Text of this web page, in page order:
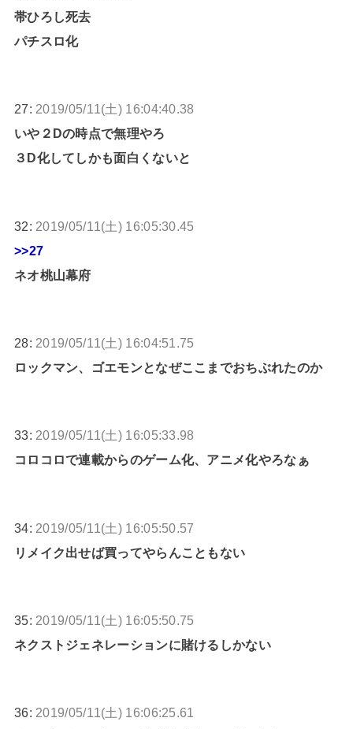
帯ひろし死去
パチスロ化
27: 2019/05/11(土) 16:04:40.38
いや２Dの時点で無理やろ
３D化してしかも面白くないと
32: 2019/05/11(土) 16:05:30.45
>>27
ネオ桃山幕府
28: 2019/05/11(土) 16:04:51.75
ロックマン、ゴエモンとなぜここまでおちぶれたのか
33: 2019/05/11(土) 16:05:33.98
コロコロで連載からのゲーム化、アニメ化やろなぁ
34: 2019/05/11(土) 16:05:50.57
リメイク出せば買ってやらんこともない
35: 2019/05/11(土) 16:05:50.75
ネクストジェネレーションに賭けるしかない
36: 2019/05/11(土) 16:06:25.61